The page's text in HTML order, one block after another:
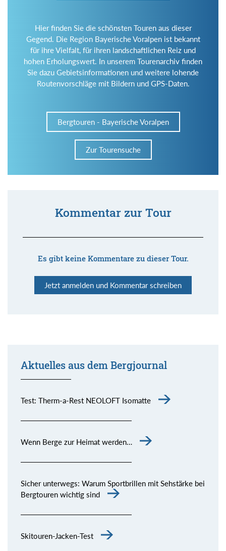
Hier finden Sie die schönsten Touren aus dieser
Gegend. Die Region Bayerische Voralpen ist bekannt
für ihre Vielfalt, für ihren landschaftlichen Reiz und
hohen Erholungswert. In unserem Tourenarchiv finden
Sie dazu Gebietsinformationen und weitere lohende
Routenvorschläge mit Bildern und GPS-Daten.
Bergtouren - Bayerische Voralpen
Zur Tourensuche
Kommentar zur Tour
Es gibt keine Kommentare zu dieser Tour.
Jetzt anmelden und Kommentar schreiben
Aktuelles aus dem Bergjournal
Test: Therm-a-Rest NEOLOFT Isomatte
Wenn Berge zur Heimat werden…
Sicher unterwegs: Warum Sportbrillen mit Sehstärke bei
Bergtouren wichtig sind
Skitouren-Jacken-Test